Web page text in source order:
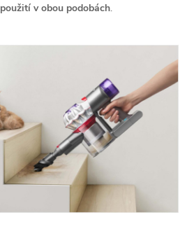
použití v obou podobách.